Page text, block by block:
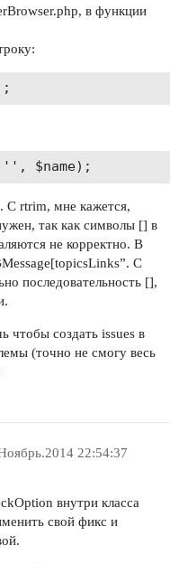
в функции
С rtrim, мне кажется,
так как символы [] в
не корректно. В
С
последовательность [],
чтобы создать issues в
(точно не смогу весь
22:54:37
внутри класса
свой фикс и